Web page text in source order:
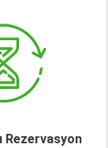
Rezervasyon